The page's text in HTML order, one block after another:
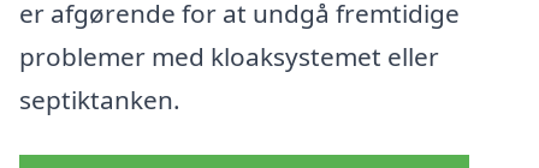
er afgørende for at undgå fremtidige
problemer med kloaksystemet eller
septiktanken.